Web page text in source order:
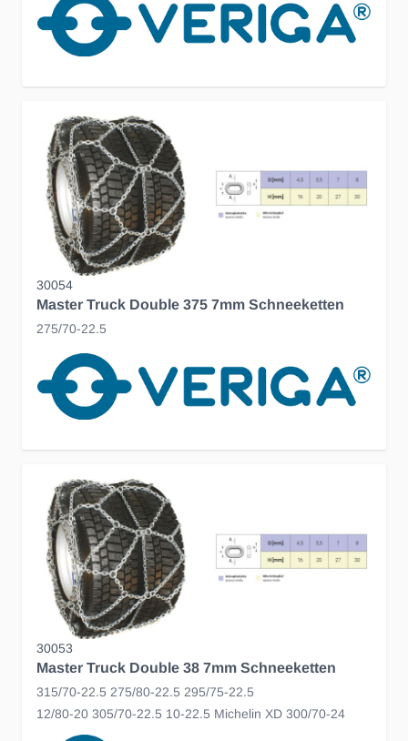
30054
Master Truck Double 375 7mm Schneeketten
275/70-22.5
30053
Master Truck Double 38 7mm Schneeketten
315/70-22.5 275/80-22.5 295/75-22.5
12/80-20 305/70-22.5 10-22.5 Michelin XD 300/70-24